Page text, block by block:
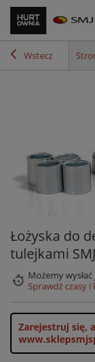
Wstecz
Łożyska do
tulejkami
Możemy wysłać
Sprawdź czasy i
Zarejestruj się,